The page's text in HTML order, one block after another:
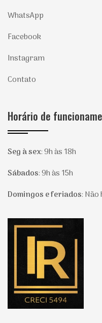
WhatsApp
Facebook
Instagram
Contato
Horário de
Seg à sex:9h às 18h
Sábados:9h às 15h
Domingos e feriados: Não
Página inicial